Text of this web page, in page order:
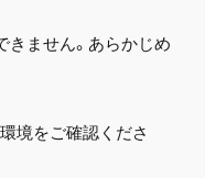
ません。あらかじめ
境をご確認くださ